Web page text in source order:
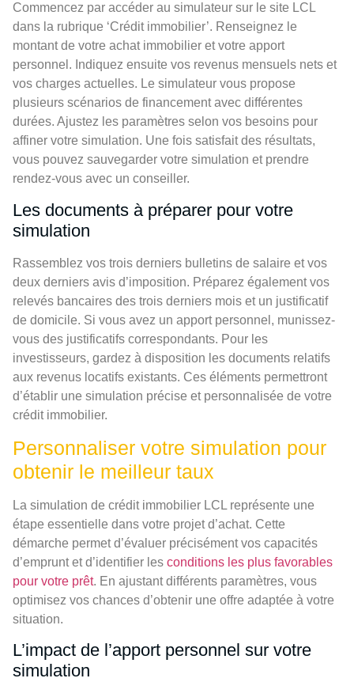
Commencez par accéder au simulateur sur le site LCL
dans la rubrique ‘Crédit immobilier’. Renseignez le
montant de votre achat immobilier et votre apport
personnel. Indiquez ensuite vos revenus mensuels nets et
vos charges actuelles. Le simulateur vous propose
plusieurs scénarios de financement avec différentes
durées. Ajustez les paramètres selon vos besoins pour
affiner votre simulation. Une fois satisfait des résultats,
vous pouvez sauvegarder votre simulation et prendre
rendez-vous avec un conseiller.
Les documents à préparer pour votre
simulation
Rassemblez vos trois derniers bulletins de salaire et vos
deux derniers avis d’imposition. Préparez également vos
relevés bancaires des trois derniers mois et un justificatif
de domicile. Si vous avez un apport personnel, munissez-
vous des justificatifs correspondants. Pour les
investisseurs, gardez à disposition les documents relatifs
aux revenus locatifs existants. Ces éléments permettront
d’établir une simulation précise et personnalisée de votre
crédit immobilier.
Personnaliser votre simulation pour
obtenir le meilleur taux
La simulation de crédit immobilier LCL représente une
étape essentielle dans votre projet d’achat. Cette
démarche permet d’évaluer précisément vos capacités
d’emprunt et d’identifier les conditions les plus favorables
pour votre prêt. En ajustant différents paramètres, vous
optimisez vos chances d’obtenir une offre adaptée à votre
situation.
L’impact de l’apport personnel sur votre
simulation